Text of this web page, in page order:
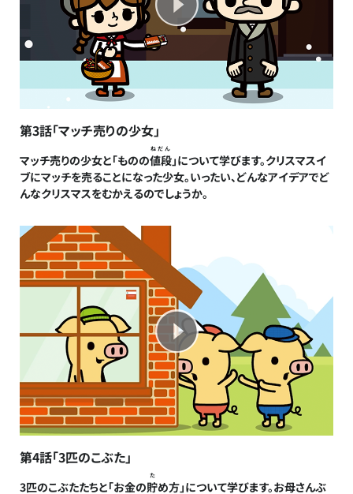
第3話「マッチ売りの少女」
マッチ売りの少女と「ものの値段
ねだん
」について学びます。クリスマスイ
ブにマッチを売ることになった少女。いったい、どんなアイデアでど
んなクリスマスをむかえるのでしょうか。
第4話「3匹のこぶた」
3匹のこぶたたちと「お金の貯
た
め方」について学びます。お母さんぶ